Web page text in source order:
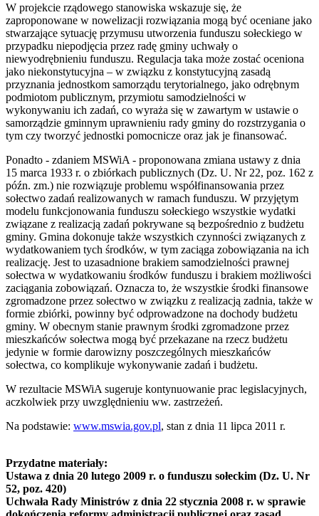
W projekcie rządowego stanowiska wskazuje się, że
zaproponowane w nowelizacji rozwiązania mogą być oceniane jako
stwarzające sytuację przymusu utworzenia funduszu sołeckiego w
przypadku niepodjęcia przez radę gminy uchwały o
niewyodrębnieniu funduszu. Regulacja taka może zostać oceniona
jako niekonstytucyjna – w związku z konstytucyjną zasadą
przyznania jednostkom samorządu terytorialnego, jako odrębnym
podmiotom publicznym, przymiotu samodzielności w
wykonywaniu ich zadań, co wyraża się w zawartym w ustawie o
samorządzie gminnym uprawnieniu rady gminy do rozstrzygania o
tym czy tworzyć jednostki pomocnicze oraz jak je finansować.
Ponadto - zdaniem MSWiA - proponowana zmiana ustawy z dnia
15 marca 1933 r. o zbiórkach publicznych (Dz. U. Nr 22, poz. 162 z
późn. zm.) nie rozwiązuje problemu współfinansowania przez
sołectwo zadań realizowanych w ramach funduszu. W przyjętym
modelu funkcjonowania funduszu sołeckiego wszystkie wydatki
związane z realizacją zadań pokrywane są bezpośrednio z budżetu
gminy. Gmina dokonuje także wszystkich czynności związanych z
wydatkowaniem tych środków, w tym zaciąga zobowiązania na ich
realizację. Jest to uzasadnione brakiem samodzielności prawnej
sołectwa w wydatkowaniu środków funduszu i brakiem możliwości
zaciągania zobowiązań. Oznacza to, że wszystkie środki finansowe
zgromadzone przez sołectwo w związku z realizacją zadnia, także w
formie zbiórki, powinny być odprowadzone na dochody budżetu
gminy. W obecnym stanie prawnym środki zgromadzone przez
mieszkańców sołectwa mogą być przekazane na rzecz budżetu
jedynie w formie darowizny poszczególnych mieszkańców
sołectwa, co komplikuje wykonywanie zadań i budżetu.
W rezultacie MSWiA sugeruje kontynuowanie prac legislacyjnych,
aczkolwiek przy uwzględnieniu ww. zastrzeżeń.
Na podstawie: www.mswia.gov.pl, stan z dnia 11 lipca 2011 r.
Przydatne materiały:
Ustawa z dnia 20 lutego 2009 r. o funduszu sołeckim (Dz. U. Nr
52, poz. 420)
Uchwała Rady Ministrów z dnia 22 stycznia 2008 r. w sprawie